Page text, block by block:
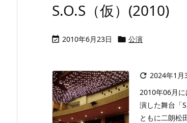
S.O.S（仮）(2010)
 2010年6月23日  公演
 2024年1月
2010年06月
演した舞台「
ともに二朗松